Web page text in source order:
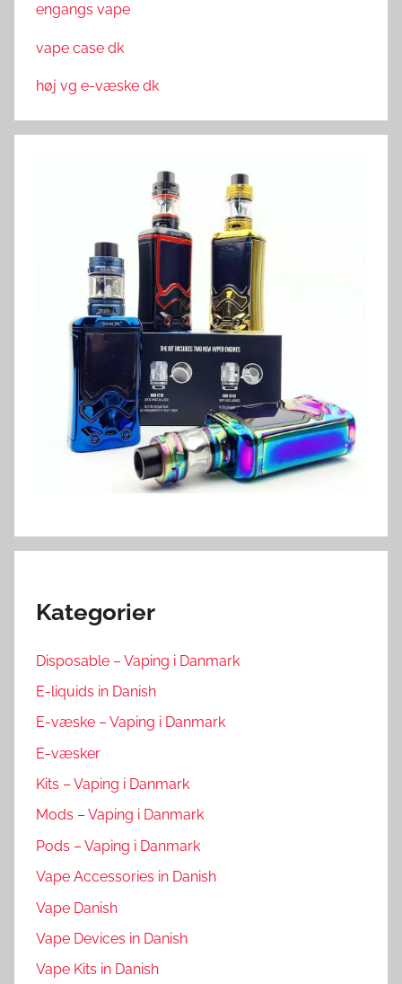
engangs vape
vape case dk
høj vg e-væske dk
Kategorier
Disposable – Vaping i Danmark
E-liquids in Danish
E-væske – Vaping i Danmark
E-væsker
Kits – Vaping i Danmark
Mods – Vaping i Danmark
Pods – Vaping i Danmark
Vape Accessories in Danish
Vape Danish
Vape Devices in Danish
Vape Kits in Danish